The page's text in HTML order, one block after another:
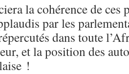
la cohérence de ces
par les
dans toute
et la position des
!